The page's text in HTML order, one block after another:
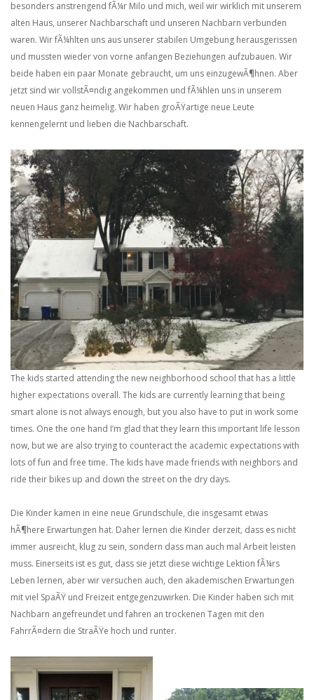
besonders anstrengend fÃ¼r Milo und mich, weil wir wirklich mit unserem
alten Haus, unserer Nachbarschaft und unseren Nachbarn verbunden
waren. Wir fÃ¼hlten uns aus unserer stabilen Umgebung herausgerissen
und mussten wieder von vorne anfangen Beziehungen aufzubauen. Wir
beide haben ein paar Monate gebraucht, um uns einzugewÃ¶hnen. Aber
jetzt sind wir vollstÃ¤ndig angekommen und fÃ¼hlen uns in unserem
neuen Haus ganz heimelig. Wir haben groÃŸartige neue Leute
kennengelernt und lieben die Nachbarschaft.
The kids started attending the new neighborhood school that has a little
higher expectations overall. The kids are currently learning that being
smart alone is not always enough, but you also have to put in work some
times. One the one hand I’m glad that they learn this important life lesson
now, but we are also trying to counteract the academic expectations with
lots of fun and free time. The kids have made friends with neighbors and
ride their bikes up and down the street on the dry days.
Die Kinder kamen in eine neue Grundschule, die insgesamt etwas
hÃ¶here Erwartungen hat. Daher lernen die Kinder derzeit, dass es nicht
immer ausreicht, klug zu sein, sondern dass man auch mal Arbeit leisten
muss. Einerseits ist es gut, dass sie jetzt diese wichtige Lektion fÃ¼rs
Leben lernen, aber wir versuchen auch, den akademischen Erwartungen
mit viel SpaÃŸ und Freizeit entgegenzuwirken. Die Kinder haben sich mit
Nachbarn angefreundet und fahren an trockenen Tagen mit den
FahrrÃ¤dern die StraÃŸe hoch und runter.